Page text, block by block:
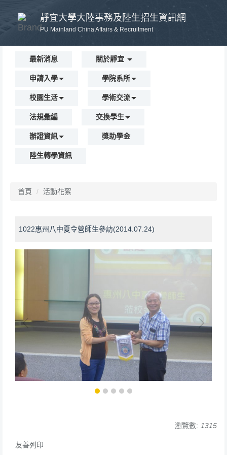
靜宜大學大陸事務及陸生招生資訊網
PU Mainland China Affairs & Recruitment
最新消息 關於靜宜
申請入學 學院系所
校園生活 學術交流
法規彙編 交換學生
辦證資訊 獎助學金
陸生轉學資訊
首頁 活動花絮
1022惠州八中夏令營師生參訪(2014.07.24)
瀏覽數: 1315
友善列印